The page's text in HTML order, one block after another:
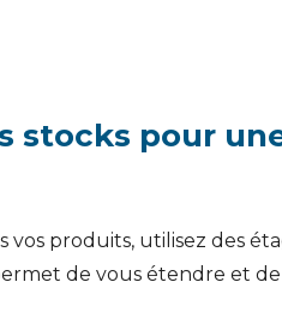
stocks pour
produits, utilisez des
de vous étendre et